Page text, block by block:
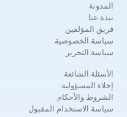
المدونة
نبذة عنا
فريق المؤلفين
سياسة الخصوصية
سياسة التحرير
الأسئلة الشائعة
إخلاء المسؤولية
الشروط والأحكام
سياسة الاستخدام المقبول